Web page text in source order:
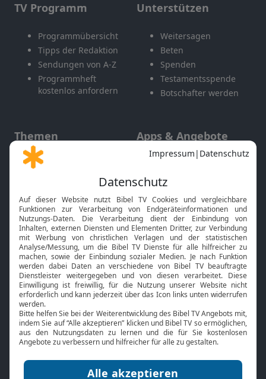
TV Programm
Programmübersicht
Tipps der Redaktion
Sendungen von A-Z
Programmheft
kostenlos anfordern
Unterstützen
Weitersagen
Beten
Spenden
Testamentsspende
Botschafter werden
Themen
Gott und Bibel erklärt
Neuigkeiten
Apps & Angebote
Mobile App
Smart TV
HbbTV
Bibelthek Online-Bibel
Nächster Gottesdienst
Bibel TV
Über uns
Jobs
Mediadaten
Service
Kontakt
TV-Empfang